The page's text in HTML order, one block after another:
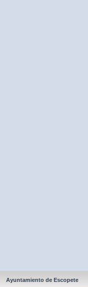
Ayuntamiento de Escopete